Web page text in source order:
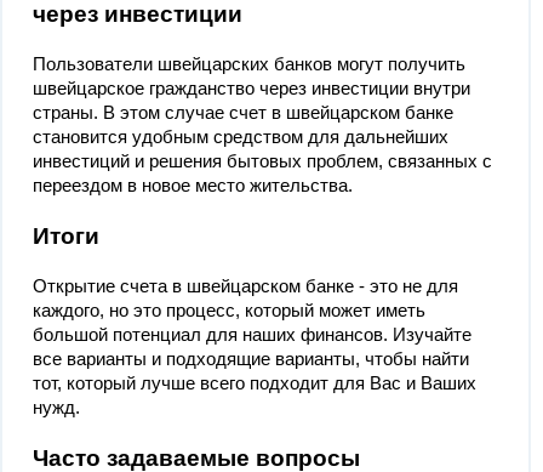
через инвестиции
Пользователи швейцарских банков могут получить
швейцарское гражданство через инвестиции внутри
страны. В этом случае счет в швейцарском банке
становится удобным средством для дальнейших
инвестиций и решения бытовых проблем, связанных с
переездом в новое место жительства.
Итоги
Открытие счета в швейцарском банке - это не для
каждого, но это процесс, который может иметь
большой потенциал для наших финансов. Изучайте
все варианты и подходящие варианты, чтобы найти
тот, который лучше всего подходит для Вас и Ваших
нужд.
Часто задаваемые вопросы